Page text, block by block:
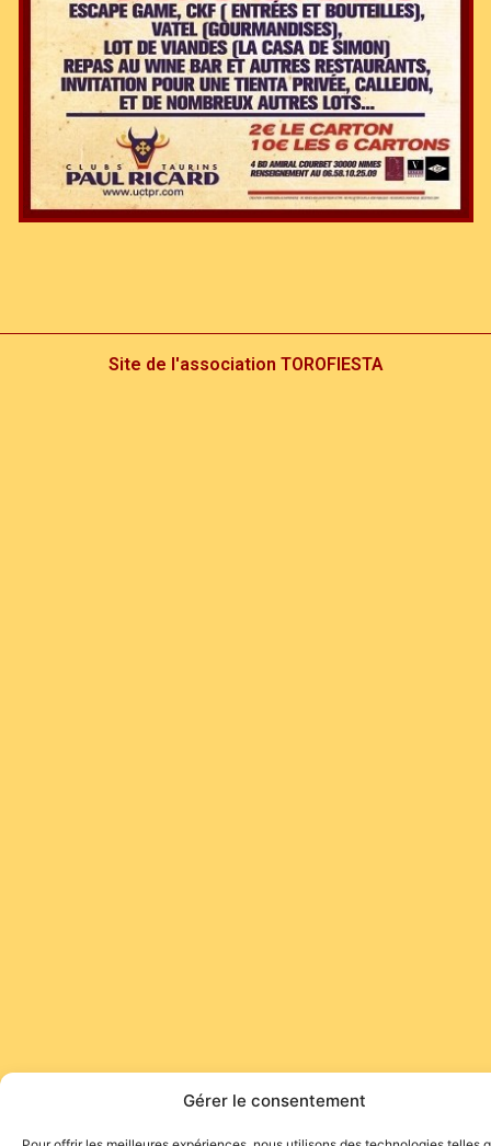
Gérer le consentement
Site de l'association TOROFIESTA